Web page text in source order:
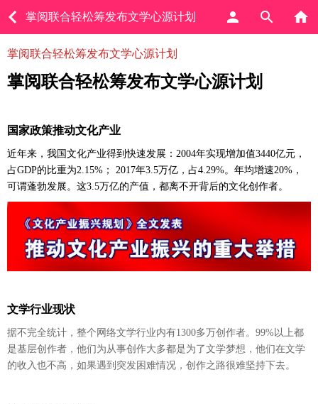
掌阅联合轻松筹发布文学心源计划
掌阅联合轻松筹发布文学心源计划
掌阅联合轻松筹发布文学心源计划
国家政策推动文化产业
近年来，我国文化产业得到快速发展： 2004年实现增加值3440亿元，
占GDP的比重为2.15%； 2017年3.5万亿，占4.29%。年均增速20%，
可谓蓬勃发展。 这3.5万亿的产值，都离不开背后的文化创作者。
文学行业现状
据不完全统计，整个网络文学行业内有1300多万创作者。 99%以上都
是基层创作者，他们为从事创作大多都是为了文学梦想，他们在文学
的收入也不高，如果遇到突发困难情况，创作之路很难坚持下去。